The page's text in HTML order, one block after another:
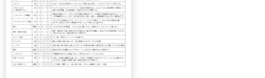
があれば、ご遠慮なく下記に示す旅行業務取扱
管理者にお尋ねください。 総合旅行業務取扱
管理者 近藤謙司